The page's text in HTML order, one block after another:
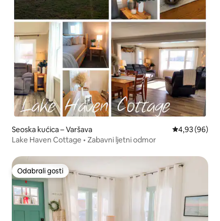
Seoska kućica – Varšava Prosječna
4,93 (96)
Lake Haven Cottage • Zabavni ljetni odmor
Odabrali gosti
Odabrali gosti